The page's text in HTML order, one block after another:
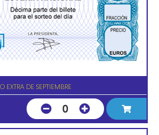
EXTRA DE SEPTIEMBRE
0